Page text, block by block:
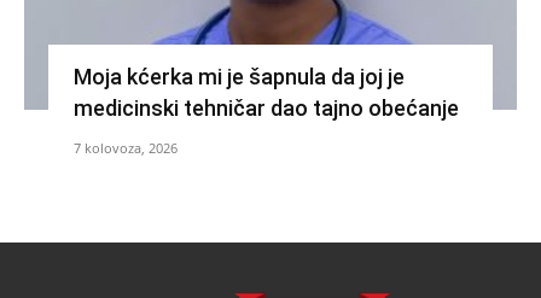
Moja kćerka mi je šapnula da joj je
medicinski tehničar dao tajno obećanje
7 kolovoza, 2026